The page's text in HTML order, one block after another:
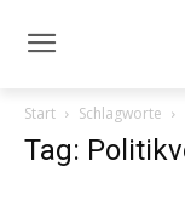
Start Schlagworte
Tag: